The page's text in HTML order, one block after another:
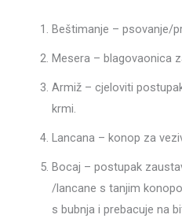
Beštimanje – psovanje/
Mesera – blagovaonica
Armiž – cjeloviti
krmi.
Lancana – konop za
Bocaj – postupak
/lancane s tanjim
s bubnja i prebacuje na